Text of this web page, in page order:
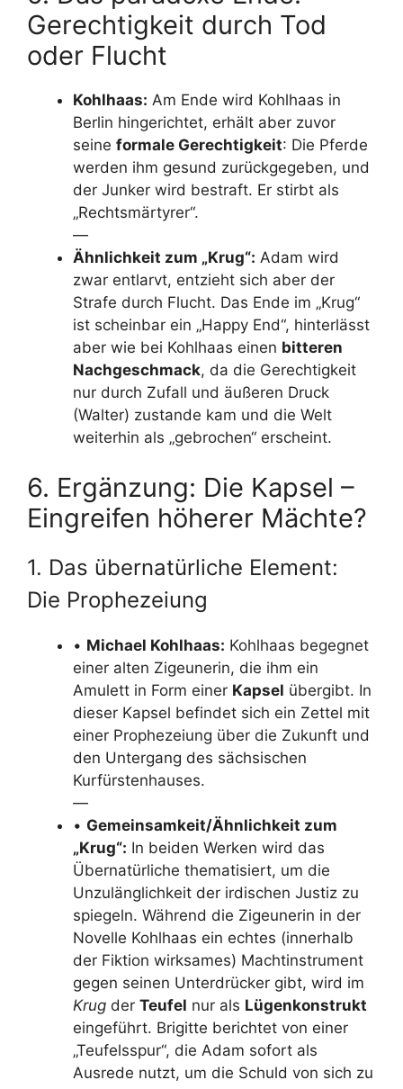
Gerechtigkeit durch Tod
oder Flucht
Kohlhaas: Am Ende wird Kohlhaas in
Berlin hingerichtet, erhält aber zuvor
seine formale Gerechtigkeit: Die Pferde
werden ihm gesund zurückgegeben, und
der Junker wird bestraft. Er stirbt als
„Rechtsmärtyrer“.
—
Ähnlichkeit zum „Krug“: Adam wird
zwar entlarvt, entzieht sich aber der
Strafe durch Flucht. Das Ende im „Krug“
ist scheinbar ein „Happy End“, hinterlässt
aber wie bei Kohlhaas einen bitteren
Nachgeschmack, da die Gerechtigkeit
nur durch Zufall und äußeren Druck
(Walter) zustande kam und die Welt
weiterhin als „gebrochen“ erscheint.
6. Ergänzung: Die Kapsel –
Eingreifen höherer Mächte?
1. Das übernatürliche Element:
Die Prophezeiung
• Michael Kohlhaas: Kohlhaas begegnet
einer alten Zigeunerin, die ihm ein
Amulett in Form einer Kapsel übergibt. In
dieser Kapsel befindet sich ein Zettel mit
einer Prophezeiung über die Zukunft und
den Untergang des sächsischen
Kurfürstenhauses.
—
• Gemeinsamkeit/Ähnlichkeit zum
„Krug“: In beiden Werken wird das
Übernatürliche thematisiert, um die
Unzulänglichkeit der irdischen Justiz zu
spiegeln. Während die Zigeunerin in der
Novelle Kohlhaas ein echtes (innerhalb
der Fiktion wirksames) Machtinstrument
gegen seinen Unterdrücker gibt, wird im
Krug der Teufel nur als Lügenkonstrukt
eingeführt. Brigitte berichtet von einer
„Teufelsspur“, die Adam sofort als
Ausrede nutzt, um die Schuld von sich zu